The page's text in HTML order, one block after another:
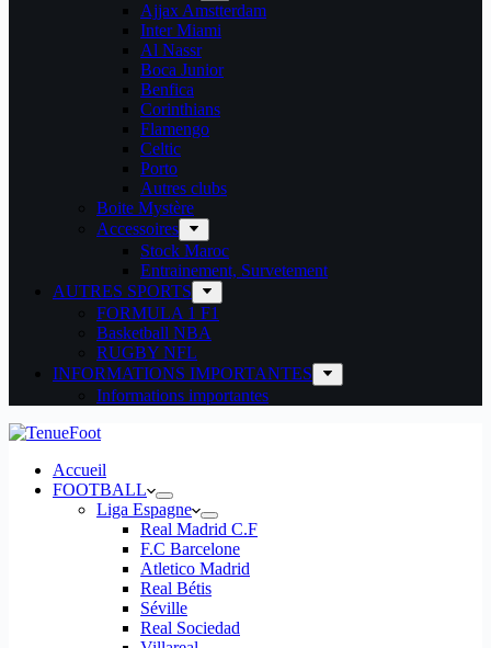
Ajjax Amstterdam
Inter Miami
Al Nassr
Boca Junior
Benfica
Corinthians
Flamengo
Celtic
Porto
Autres clubs
Boite Mystère
Accessoires
Stock Maroc
Entrainement, Survetement
AUTRES SPORTS
FORMULA 1 F1
Basketball NBA
RUGBY NFL
INFORMATIONS IMPORTANTES
Informations importantes
Accueil
FOOTBALL
Liga Espagne
Real Madrid C.F
F.C Barcelone
Atletico Madrid
Real Bétis
Séville
Real Sociedad